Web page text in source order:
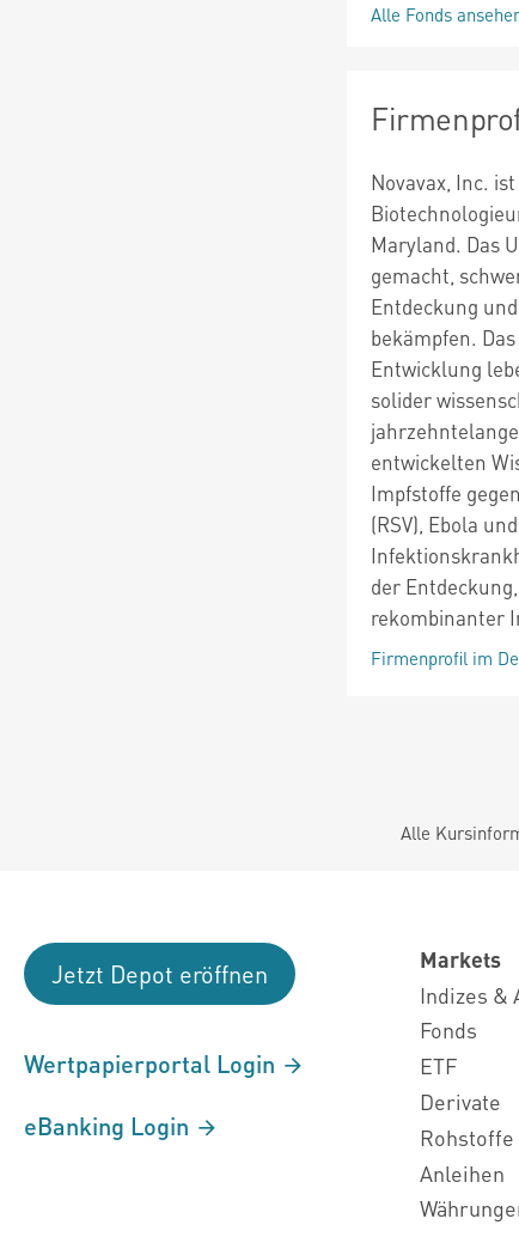
Alle Fonds
Novavax, Inc.
Maryland. Das
gemacht,
Entdeckung
bekämpfen.
Entwicklung
solider
entwickelten
Impfstoffe
(RSV), Ebola
der
rekombinanter
Firmenprofil im
Alle
Jetzt Depot eröffnen
Wertpapierportal Login
eBanking Login
Markets
Indizes &
Fonds
ETF
Derivate
Rohstoffe
Anleihen